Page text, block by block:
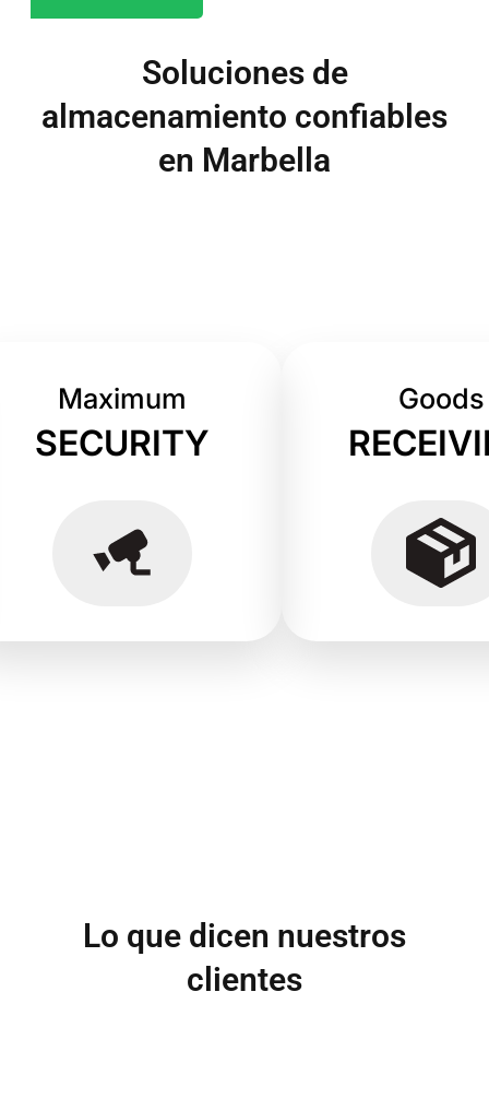
Soluciones de
almacenamiento confiables
en Marbella
Maximum
SECURITY
Goods
Lo que dicen nuestros
clientes